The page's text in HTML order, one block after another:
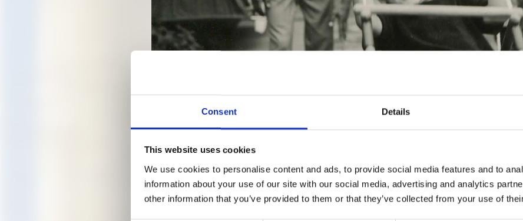
Consent Details
This website uses cookies
We use cookies to personalise content and ads, to provide social media features and to
information about your use of our site with our social media, advertising and analytics
other information that you’ve provided to them or that they’ve collected from your use of
Eine Familie
KUNSTZEIT FÜHRUNG
"WOHNUNGEN,